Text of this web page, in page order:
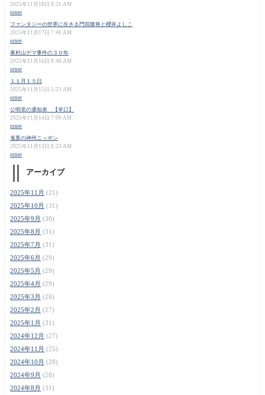
2025年11月18日 9:21 AM
orner
ファンタジーの世界に生きる門田隆将と櫻井よしこ
2025年11月17日 7:46 AM
orner
東村山デマ事件の３０年
2025年11月16日 8:46 AM
orner
１１月１５日
2025年11月15日 5:23 AM
orner
公明党の通知表 【辛口】
2025年11月14日 7:09 AM
orner
鬼畜の神州ニッポン
2025年11月13日 8:23 AM
orner
アーカイブ
2025年11月 (21)
2025年10月 (31)
2025年9月 (30)
2025年8月 (31)
2025年7月 (31)
2025年6月 (29)
2025年5月 (29)
2025年4月 (29)
2025年3月 (28)
2025年2月 (27)
2025年1月 (31)
2024年12月 (27)
2024年11月 (25)
2024年10月 (28)
2024年9月 (28)
2024年8月 (31)